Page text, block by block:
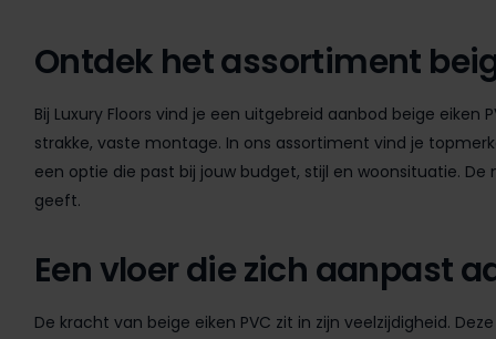
Ontdek het assortiment
Bij Luxury Floors vind je een uitgebreid aanbod beige
strakke, vaste montage. In ons assortiment vind je
een optie die past bij jouw budget, stijl en woonsituatie.
geeft.
Een vloer die zich aanpast
De kracht van beige eiken PVC zit in zijn veelzijdigheid.